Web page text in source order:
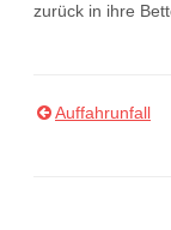
zurück in ihre
Auffahrunfall